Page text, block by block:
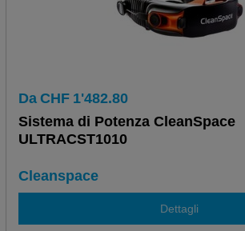
Da CHF 1'482.80
Sistema di Potenza CleanSpace
ULTRACST1010
Cleanspace
Dettagli